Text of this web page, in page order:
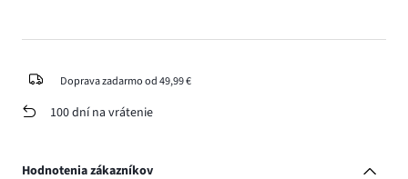
Doprava zadarmo od 49,99 €
100 dní na vrátenie
Hodnotenia zákazníkov